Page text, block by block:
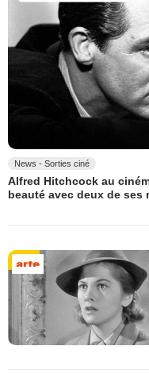
News - Sorties ciné
Alfred Hitchcock au
beauté avec deux de ses